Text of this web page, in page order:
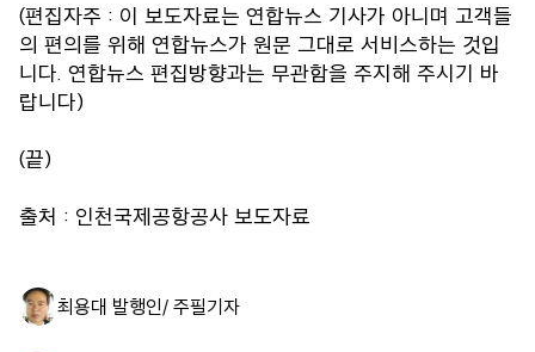
(편집자주 : 이 보도자료는 연합뉴스 기사가 아니며 고객들
의 편의를 위해 연합뉴스가 원문 그대로 서비스하는 것입
니다. 연합뉴스 편집방향과는 무관함을 주지해 주시기 바
랍니다)
(끝)
출처 : 인천국제공항공사 보도자료
최용대 발행인/ 주필기자